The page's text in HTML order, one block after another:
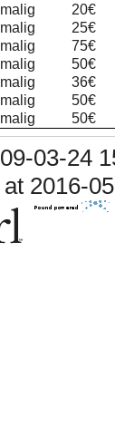
20€
25€
75€
50€
36€
50€
50€
03-24
2016-